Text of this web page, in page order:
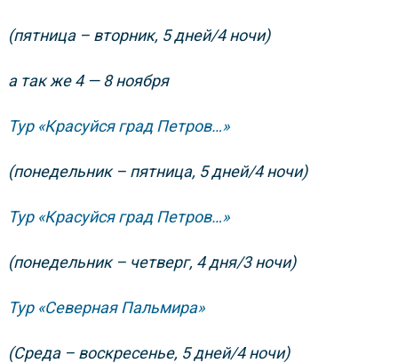
(пятница – вторник, 5 дней/4 ночи)
а так же 4 — 8 ноября
Тур «Красуйся град Петров…»
(понедельник – пятница, 5 дней/4 ночи)
Тур «Красуйся град Петров…»
(понедельник – четверг, 4 дня/3 ночи)
Тур «Северная Пальмира»
(Среда – воскресенье, 5 дней/4 ночи)